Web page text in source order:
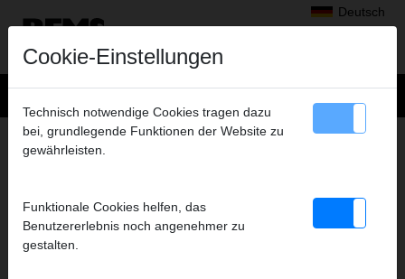
Deutsch
Produkte>Gewindeschneiden, Rollnuten >
Steckköpfe für Schneideisen/Zwischenringe/Führungsbuchsen
STECKKOPF
FÜR SCHNEIDEISEN Ø 65 MM
Art.-Nr. 731200
Cookie-Einstellungen
Technisch notwendige Cookies tragen dazu
bei, grundlegende Funktionen der Website zu
gewährleisten.
Funktionale Cookies helfen, das
Benutzererlebnis noch angenehmer zu
gestalten.